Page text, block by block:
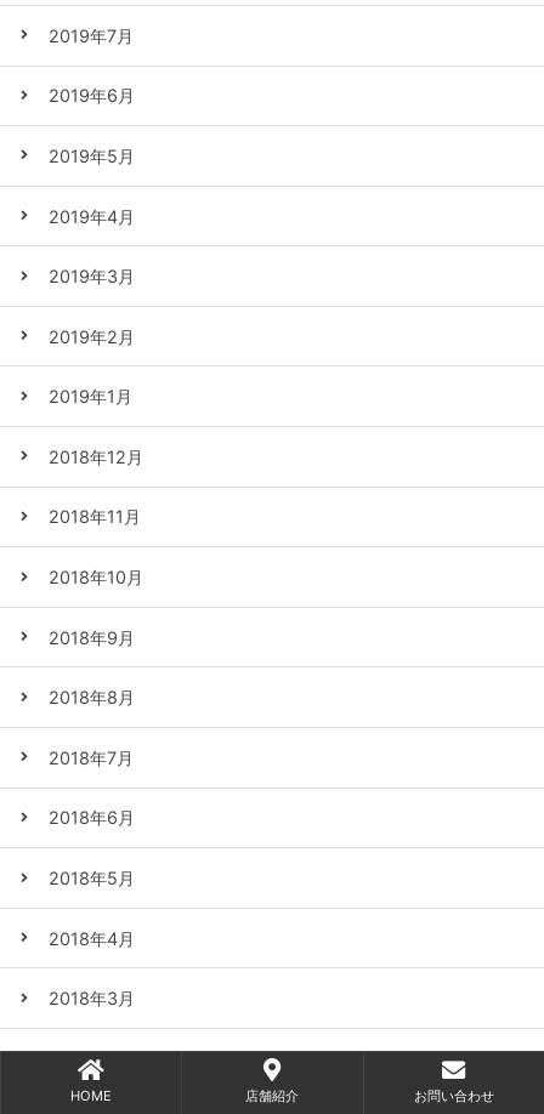
2019年7月
2019年6月
2019年5月
2019年4月
2019年3月
2019年2月
2019年1月
2018年12月
2018年11月
2018年10月
2018年9月
2018年8月
2018年7月
2018年6月
2018年5月
2018年4月
2018年3月
2018年2月
HOME 店舗紹介 お問い合わせ